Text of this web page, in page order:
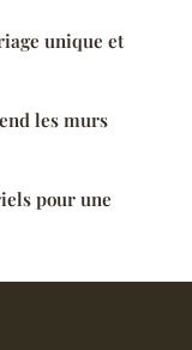
unique et
les murs
pour une